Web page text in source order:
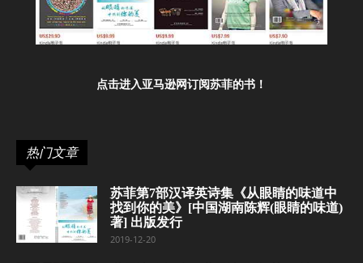
点击进入亚马逊网订阅苏菲的书！
热门文章
苏菲第7部汉译英诗集《从眼睛的味道中
找到你的美》[中国湖南陈辉(眼睛的味道)
著] 出版发行
2019-12-20